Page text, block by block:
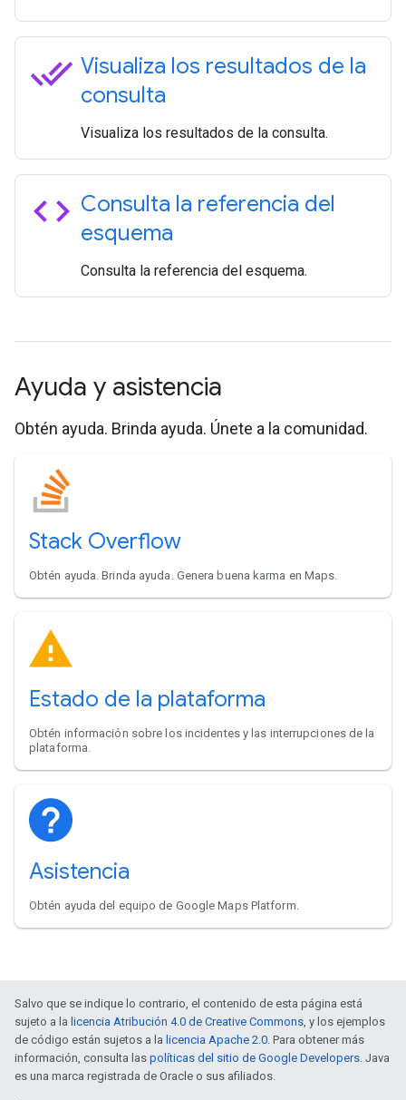
done_all Visualiza los resultados de la
consulta
Visualiza los resultados de la consulta.
code Consulta la referencia del
esquema
Consulta la referencia del esquema.
Ayuda y asistencia
Obtén ayuda. Brinda ayuda. Únete a la comunidad.
Stack Overflow
Obtén ayuda. Brinda ayuda. Genera buena karma en Maps.
Estado de la plataforma
Obtén información sobre los incidentes y las interrupciones de la
plataforma.
Asistencia
Obtén ayuda del equipo de Google Maps Platform.
Salvo que se indique lo contrario, el contenido de esta página está
sujeto a la licencia Atribución 4.0 de Creative Commons , y los ejemplos
de código están sujetos a la licencia Apache 2.0 . Para obtener más
información, consulta las políticas del sitio de Google Developers . Java
es una marca registrada de Oracle o sus afiliados.